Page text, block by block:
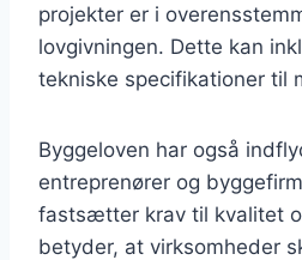
projekter er i
lovgivningen. Dette kan
tekniske specifikationer til
Byggeloven har også
entreprenører og
fastsætter krav til kvalitet
betyder, at virksomheder